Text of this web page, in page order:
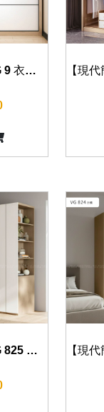
【現代簡約】VG 9 衣櫃 120/160/180/200cm
【現代簡約】VG 825 衣櫃 120/160/200cm